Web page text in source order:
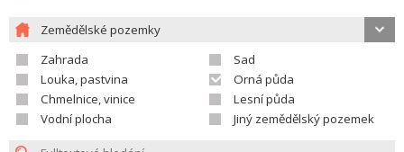
Zemědělské pozemky
Zahrada
Sad
Louka, pastvina
Orná půda
Chmelnice, vinice
Lesní půda
Vodní plocha
Jiný zemědělský pozemek